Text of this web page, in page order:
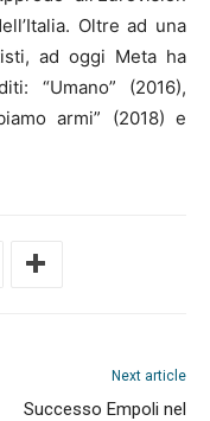
Oltre ad una
ad oggi Meta ha
“Umano” (2016),
armi” (2018) e
Next article
Successo Empoli nel